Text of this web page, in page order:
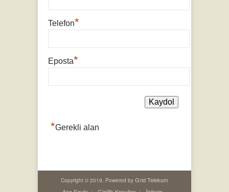
Telefon*
Eposta*
*Gerekli alan
Copyright © 2019. Powered by Grid Telekom